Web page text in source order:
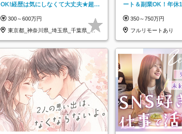
OK!経歴は気にしなくて大丈夫★超大
300～600万円
東京都_神奈川県_埼玉県_千葉県_大
阪府…
ート＆副業OK！年休
350～750万円
フルリモートあり